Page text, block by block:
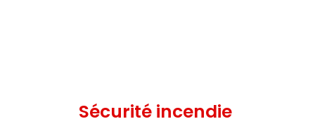
Sécurité incendie